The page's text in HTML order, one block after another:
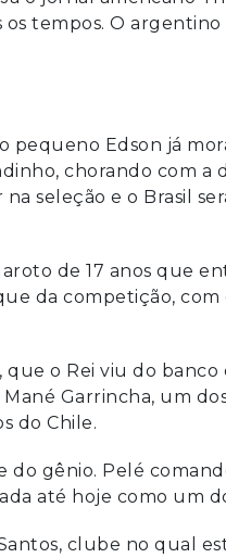
tempos. O
pequeno Edson já
chorando com a
seleção e o Brasil
de 17 anos que
da competição,
que o Rei viu do
Garrincha, um
do Chile.
do gênio. Pelé
até hoje como um
clube no qual